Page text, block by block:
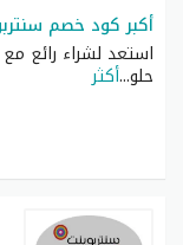
أكبر كود خصم سنتربوينت 2026 على
استعد لشراء رائع
حلو...أكثر